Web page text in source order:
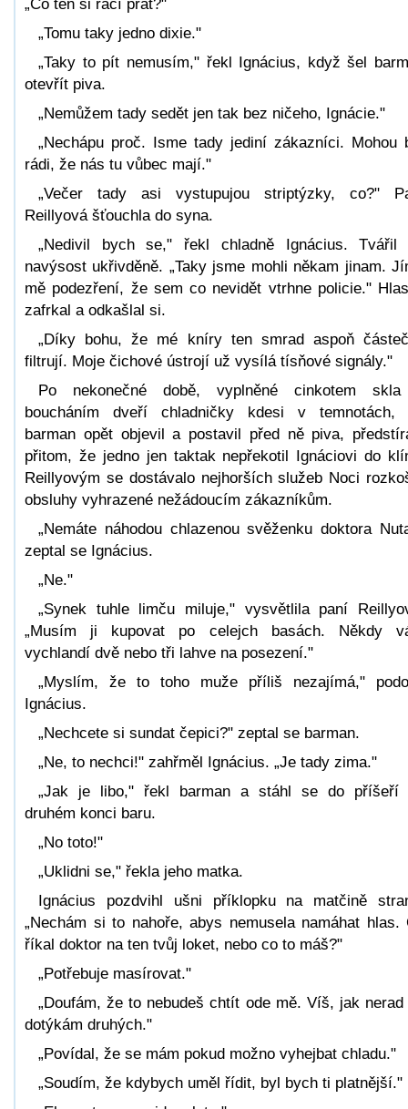
„Co ten si ráčí přát?"
„Tomu taky jedno dixie."
„Taky to pít nemusím," řekl Ignácius, když šel
otevřít piva.
„Nemůžem tady sedět jen tak bez ničeho, Ignácie."
„Nechápu proč. Isme tady jediní zákazníci. Mohou
rádi, že nás tu vůbec mají."
„Večer tady asi vystupujou striptýzky, co?"
Reillyová šťouchla do syna.
„Nedivil bych se," řekl chladně Ignácius. Tvářil
navýsost ukřivděně. „Taky jsme mohli někam jinam.
mě podezření, že sem co nevidět vtrhne policie."
zafrkal a odkašlal si.
„Díky bohu, že mé kníry ten smrad aspoň
filtrují. Moje čichové ústrojí už vysílá tísňové signály."
Po nekonečné době, vyplněné cinkotem
boucháním dveří chladničky kdesi v temnotách,
barman opět objevil a postavil před ně piva,
přitom, že jedno jen taktak nepřekotil Ignáciovi do
Reillyovým se dostávalo nejhorších služeb Noci
obsluhy vyhrazené nežádoucím zákazníkům.
„Nemáte náhodou chlazenou svěženku doktora
zeptal se Ignácius.
„Ne."
„Synek tuhle limču miluje," vysvětlila paní
„Musím ji kupovat po celejch basách. Někdy
vychlandí dvě nebo tři lahve na posezení."
„Myslím, že to toho muže příliš nezajímá,"
Ignácius.
„Nechcete si sundat čepici?" zeptal se barman.
„Ne, to nechci!" zahřměl Ignácius. „Je tady zima."
„Jak je libo," řekl barman a stáhl se do příšeří
druhém konci baru.
„No toto!"
„Uklidni se," řekla jeho matka.
Ignácius pozdvihl ušni příklopku na matčině
„Nechám si to nahoře, abys nemusela namáhat hlas.
říkal doktor na ten tvůj loket, nebo co to máš?"
„Potřebuje masírovat."
„Doufám, že to nebudeš chtít ode mě. Víš, jak nerad
dotýkám druhých."
„Povídal, že se mám pokud možno vyhejbat chladu."
„Soudím, že kdybych uměl řídit, byl bych ti platnější."